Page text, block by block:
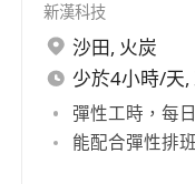
新漢科技
沙田, 火炭
少於4小時/天,
彈性工時，每
能配合彈性排